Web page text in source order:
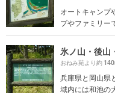
オートキャンプ
プやファミリー
氷ノ山・後山
おねみ苑より約
兵庫県と岡山県
域内には和池の